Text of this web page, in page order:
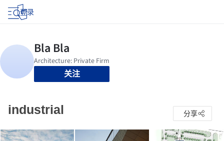
登录
关注
industrial 分享